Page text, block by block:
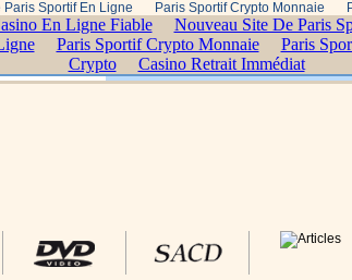
Paris Sportif En Ligne Paris Sportif Crypto Monnaie